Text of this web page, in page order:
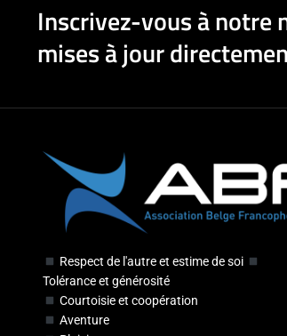
Inscrivez-vous à notre
mises à jour
Respect de l'autre et estime de soi
Tolérance et générosité
Courtoisie et coopération
Aventure